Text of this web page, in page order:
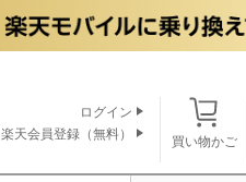
買い物かご
ログイン
楽天会員登録（無料）